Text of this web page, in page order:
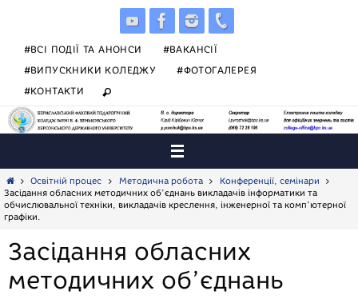
#ВСІ ПОДІЇ ТА АНОНСИ
#ВАКАНСІЇ
#ВИПУСКНИКИ КОЛЕДЖУ
#ФОТОГАЛЕРЕЯ
#КОНТАКТИ
HomeОсвітній процес Методична робота
Конференції, семінари
Засідання обласних методичних об’єднань викладачів інформатики та
обчислювальної техніки, викладачів креслення, інженерної та комп’ютерної
графіки.
Засідання обласних
методичних об’єднань